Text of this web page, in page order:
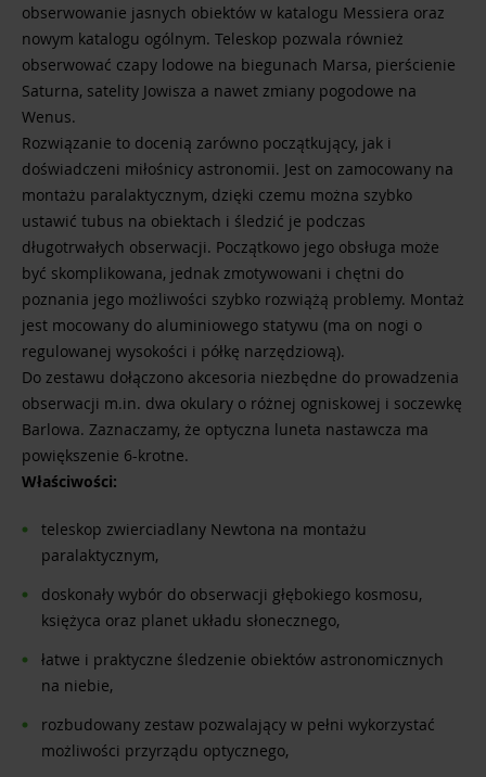
obserwowanie jasnych obiektów w katalogu Messiera oraz
nowym katalogu ogólnym. Teleskop pozwala również
obserwować czapy lodowe na biegunach Marsa, pierścienie
Saturna, satelity Jowisza a nawet zmiany pogodowe na
Wenus.
Rozwiązanie to docenią zarówno początkujący, jak i
doświadczeni miłośnicy astronomii. Jest on zamocowany na
montażu paralaktycznym, dzięki czemu można szybko
ustawić tubus na obiektach i śledzić je podczas
długotrwałych obserwacji. Początkowo jego obsługa może
być skomplikowana, jednak zmotywowani i chętni do
poznania jego możliwości szybko rozwiążą problemy. Montaż
jest mocowany do aluminiowego statywu (ma on nogi o
regulowanej wysokości i półkę narzędziową).
Do zestawu dołączono akcesoria niezbędne do prowadzenia
obserwacji m.in. dwa okulary o różnej ogniskowej i soczewkę
Barlowa. Zaznaczamy, że optyczna luneta nastawcza ma
powiększenie 6-krotne.
Właściwości:
teleskop zwierciadlany Newtona na montażu
paralaktycznym,
doskonały wybór do obserwacji głębokiego kosmosu,
księżyca oraz planet układu słonecznego,
łatwe i praktyczne śledzenie obiektów astronomicznych
na niebie,
rozbudowany zestaw pozwalający w pełni wykorzystać
możliwości przyrządu optycznego,